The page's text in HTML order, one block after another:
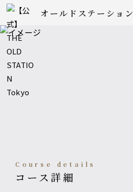
オールドステーション
course details
コース詳細